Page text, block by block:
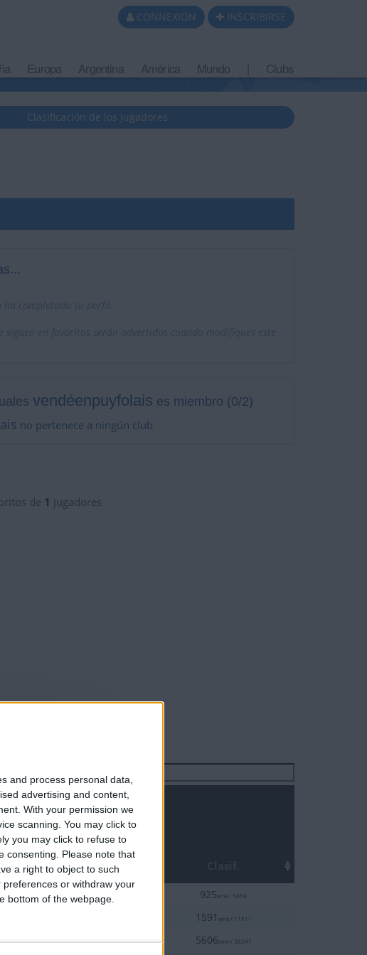
and process personal data,
advertising and content,
With your permission we
scanning. You may click to
you may click to refuse to
consenting.
Please note that
a right to object to such
preferences or withdraw your
bottom of the webpage.
CONNEXION INSCRIBIRSE
Europa Argentina América Mundo Clubs
Clasificación de los jugadores
ha completado su perfil.
siguen en favoritos serán advertidos cuando modifiques este
vendéenpuyfolais es miembro (0/2)
no pertenece a ningún club
de 1 jugadores
Buscar:
Fecha Top Clasif.
03-15 20% 925eme / 5459
1591 eme / 11911
12-22 20% 5606eme / 38247